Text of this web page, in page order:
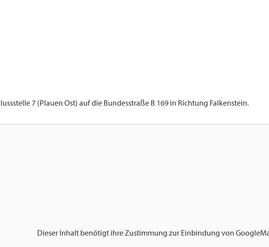
7 (Plauen Ost) auf die Bundesstraße B 169 in Richtung Falkenstein.
Dieser Inhalt benötigt ihre Zustimmung zur Einbindung von